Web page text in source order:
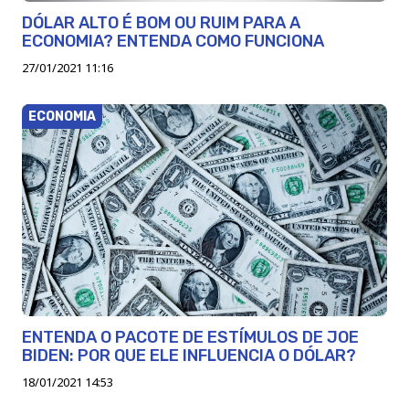
DÓLAR ALTO É BOM OU RUIM PARA A
ECONOMIA? ENTENDA COMO FUNCIONA
27/01/2021 11:16
ECONOMIA
ENTENDA O PACOTE DE ESTÍMULOS DE JOE
BIDEN: POR QUE ELE INFLUENCIA O DÓLAR?
18/01/2021 14:53